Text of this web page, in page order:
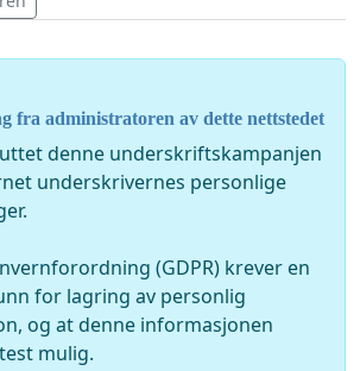
på Fossum! Se også mer
nb-
fossumutbygging
i fellesskap av følgende grupper og
Eiksmarka Vel, Fossum Boligsameie,
Syd-Fossum Huseiergruppe.
fra administratoren av dette nettstedet
denne underskriftskampanjen
underskrivernes personlige
(GDPR) krever en
for lagring av personlig
og at denne informasjonen
mulig.